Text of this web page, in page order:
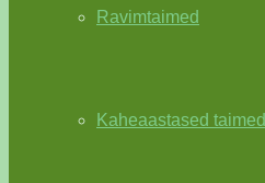
Ravimtaimed
Kaheaastased taimed